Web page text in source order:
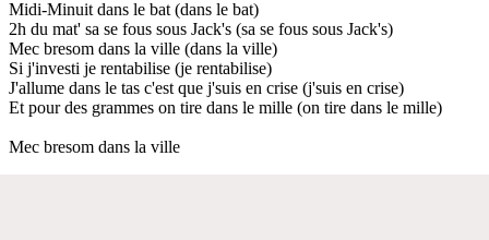
Midi-Minuit dans le bat (dans le bat)
2h du mat' sa se fous sous Jack's (sa se fous sous Jack's)
Mec bresom dans la ville (dans la ville)
Si j'investi je rentabilise (je rentabilise)
J'allume dans le tas c'est que j'suis en crise (j'suis en crise)
Et pour des grammes on tire dans le mille (on tire dans le mille)
Mec bresom dans la ville